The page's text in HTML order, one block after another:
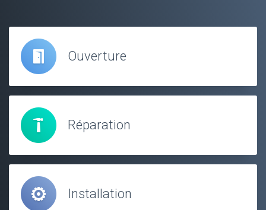
Ouverture
Réparation
Installation